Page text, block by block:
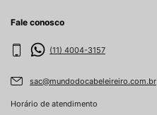
Fale conosco
(11) 4004-3157
sac@mundodocabeleireiro.com.br
Horário de atendimento